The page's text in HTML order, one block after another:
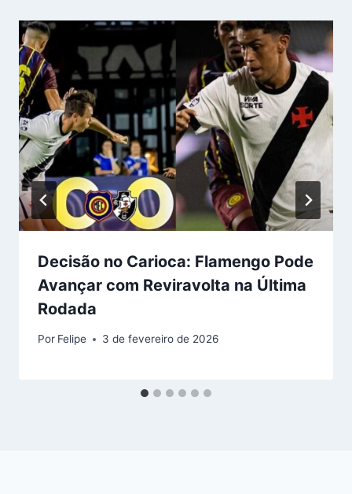
Decisão no Carioca: Flamengo Pode
Avançar com Reviravolta na Última
Rodada
Por Felipe 3 de fevereiro de 2026